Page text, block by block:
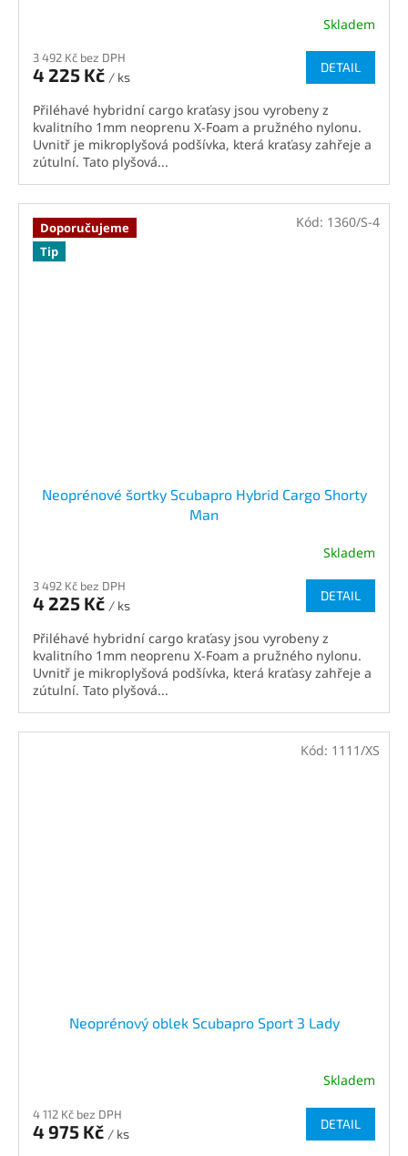
produktu
je
z
5
hvězdiček.
Skladem
3 492 Kč bez DPH
4 225 Kč / ks
DETAIL
Přiléhavé hybridní cargo kraťasy jsou vyrobeny z
kvalitního 1mm neoprenu X-Foam a pružného nylonu.
Uvnitř je mikroplyšová podšívka, která kraťasy zahřeje a
zútulní. Tato plyšová...
Doporučujeme
Tip
Neoprénové šortky Scubapro Hybrid Cargo Shorty
Man
Skladem
3 492 Kč bez DPH
4 225 Kč / ks
DETAIL
Přiléhavé hybridní cargo kraťasy jsou vyrobeny z
kvalitního 1mm neoprenu X-Foam a pružného nylonu.
Uvnitř je mikroplyšová podšívka, která kraťasy zahřeje a
zútulní. Tato plyšová...
Kód: 1360/S-4
Neoprénový oblek Scubapro Sport 3 Lady
Skladem
4 112 Kč bez DPH
4 975 Kč / ks
DETAIL
Kód: 1111/XS